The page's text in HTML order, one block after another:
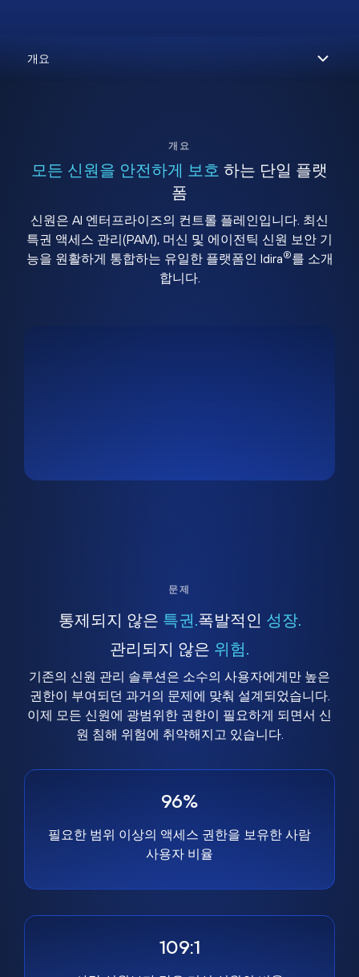
개요
모든 신원을 안전하게 보호 하는 단일 플랫
폼
신원은 AI 엔터프라이즈의 컨트롤 플레인입니다. 최신
특권 액세스 관리(PAM), 머신 및 에이전틱 신원 보안 기
능을 원활하게 통합하는 유일한 플랫폼인 Idira®를 소개
합니다.
문제
통제되지 않은 특권. 폭발적인 성장.
관리되지 않은 위험.
기존의 신원 관리 솔루션은 소수의 사용자에게만 높은
권한이 부여되던 과거의 문제에 맞춰 설계되었습니다.
이제 모든 신원에 광범위한 권한이 필요하게 되면서 신
원 침해 위험에 취약해지고 있습니다.
96%
필요한 범위 이상의 액세스 권한을 보유한 사람
사용자 비율
109:1